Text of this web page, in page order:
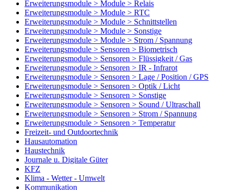
Erweiterungsmodule > Module > Relais
Erweiterungsmodule > Module > RTC
Erweiterungsmodule > Module > Schnittstellen
Erweiterungsmodule > Module > Sonstige
Erweiterungsmodule > Module > Strom / Spannung
Erweiterungsmodule > Sensoren > Biometrisch
Erweiterungsmodule > Sensoren > Flüssigkeit / Gas
Erweiterungsmodule > Sensoren > IR - Infrarot
Erweiterungsmodule > Sensoren > Lage / Position / GPS
Erweiterungsmodule > Sensoren > Optik / Licht
Erweiterungsmodule > Sensoren > Sonstige
Erweiterungsmodule > Sensoren > Sound / Ultraschall
Erweiterungsmodule > Sensoren > Strom / Spannung
Erweiterungsmodule > Sensoren > Temperatur
Freizeit- und Outdoortechnik
Hausautomation
Haustechnik
Journale u. Digitale Güter
KFZ
Klima - Wetter - Umwelt
Kommunikation